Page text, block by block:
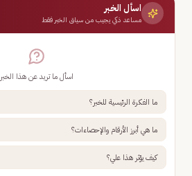
اسأل الخبر
مساعد ذكي يجيب من سياق الخبر فقط
اسأل ما تريد عن هذا الخبر
ما الفكرة الرئيسية للخبر؟
ما هي أبرز الأرقام والإحصاءات؟
كيف يؤثر هذا علي؟